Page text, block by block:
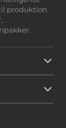
produktion